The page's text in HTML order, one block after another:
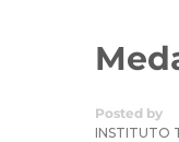
Posted by
INSTITUTO